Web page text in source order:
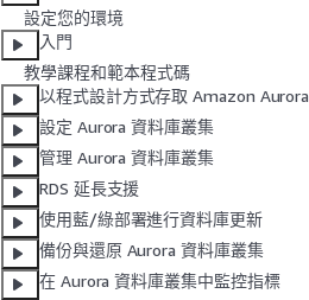
設定您的環境
入門
教學課程和範本程式碼
以程式設計方式存取 Amazon Aurora
設定 Aurora 資料庫叢集
管理 Aurora 資料庫叢集
RDS 延長支援
使用藍/綠部署進行資料庫更新
備份與還原 Aurora 資料庫叢集
在 Aurora 資料庫叢集中監控指標